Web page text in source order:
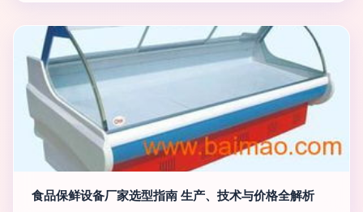
食品保鲜设备厂家选型指南 生产、技术与价格全解析